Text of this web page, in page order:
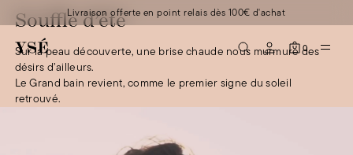
Livraison offerte en point relais dès 100€ d'achat
0
Souffle d’été
Sur la peau découverte, une brise chaude nous murmure des
désirs d’ailleurs.
Le Grand bain revient, comme le premier signe du soleil
retrouvé.